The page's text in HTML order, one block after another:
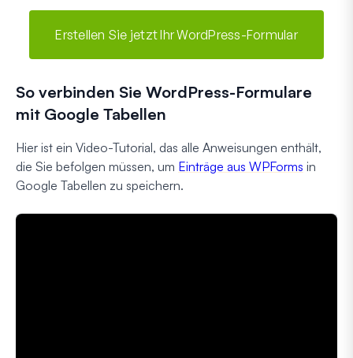
Erstellen Sie jetzt Ihr WordPress-Formular
So verbinden Sie WordPress-Formulare
mit Google Tabellen
Hier ist ein Video-Tutorial, das alle Anweisungen enthält,
die Sie befolgen müssen, um Einträge aus WPForms in
Google Tabellen zu speichern.